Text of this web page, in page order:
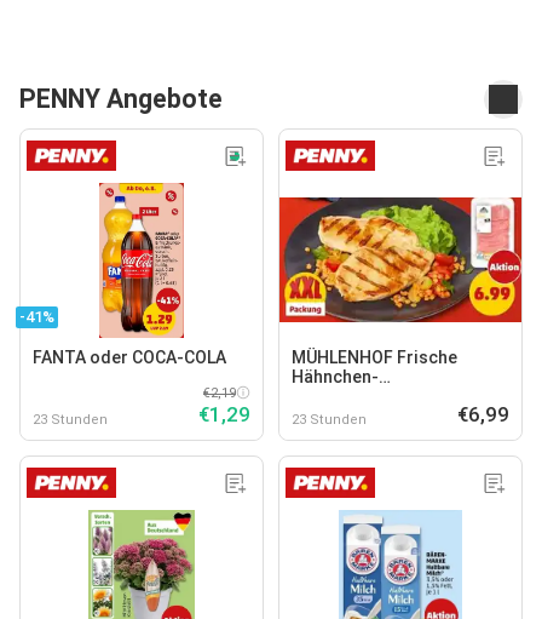
PENNY Angebote
-41%
FANTA oder COCA-COLA
23 Stunden
€2,19
€1,29
MÜHLENHOF Frische
Hähnchen-
23 Stunden €6,99